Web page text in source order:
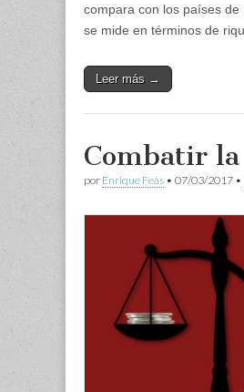
compara con los países
se mide en términos de
Leer más →
Combatir
por Enrique Feás • 07/03/2017 •